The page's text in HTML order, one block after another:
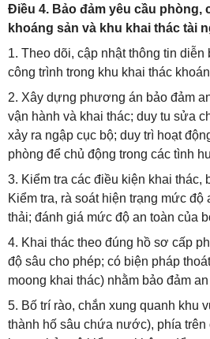
Điều 4. Bảo đảm yêu cầu
khoáng sản và khu khai thác tài
1. Theo dõi, cập nhật thông tin
công trình trong khu khai thác
2. Xây dựng phương án bảo đảm
vận hành và khai thác; duy tu sửa
xảy ra ngập cục bộ; duy trì hoạt
phòng để chủ động trong các tình
3. Kiểm tra các điều kiện khai thác,
Kiểm tra, rà soát hiện trạng mức
thải; đánh giá mức độ an toàn của
4. Khai thác theo đúng hồ sơ cấp
độ sâu cho phép; có biện pháp
moong khai thác) nhằm bảo đảm
5. Bố trí rào, chắn xung quanh khu
thành hố sâu chứa nước), phía